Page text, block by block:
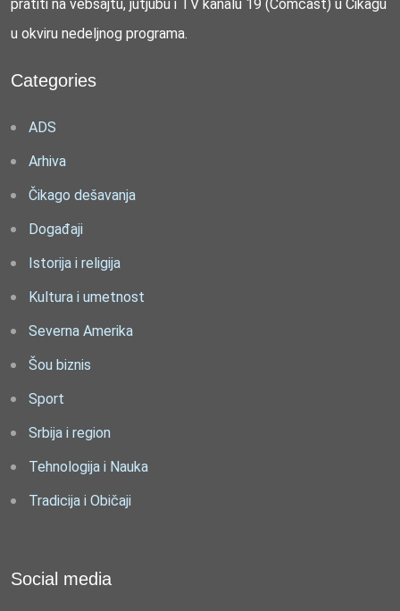
pratiti na vebsajtu, jutjubu i TV kanalu 19 (Comcast) u Čikagu
u okviru nedeljnog programa.
Categories
ADS
Arhiva
Čikago dešavanja
Događaji
Istorija i religija
Kultura i umetnost
Severna Amerika
Šou biznis
Sport
Srbija i region
Tehnologija i Nauka
Tradicija i Običaji
Social media